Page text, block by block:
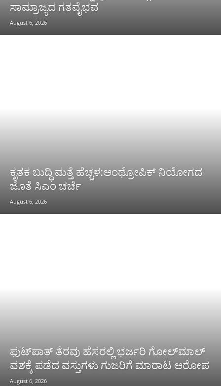
ಸಾಮ್ರಾಜ್ಯದ ಗತವೈಭವ
August 6, 2026
ಕೃತಕ ಬುದ್ಧಿ ಮತ್ತೆ ಹೆಚ್ಚಳ:ಆಂಥ್ರೋಪಿಕ್ ನಿಯೋಗದ
ಜೊತೆ ಸಿಎಂ ಚರ್ಚೆ
August 6, 2026
ಫುಟ್‌ಪಾತ್ ತೆರವು ಹೆಸರಲ್ಲಿ ಭರ್ಜರಿ ಗೋಲ್‌ಮಾಲ್
ವಶಕ್ಕೆ ಪಡೆದ ವಸ್ತುಗಳು ಗುಜರಿಗೆ ಮಾರಾಟ ಆರೋಪ
August 6, 2026